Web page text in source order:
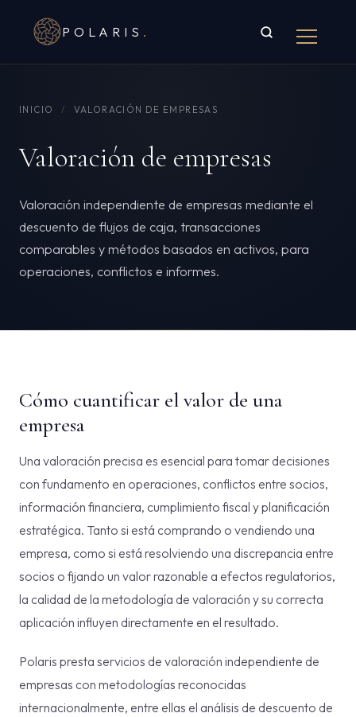
POLARIS .
INICIO / VALORACIÓN DE EMPRESAS
Valoración de empresas
Valoración independiente de empresas mediante el
descuento de flujos de caja, transacciones
comparables y métodos basados en activos, para
operaciones, conflictos e informes.
Cómo cuantificar el valor de una
empresa
Una valoración precisa es esencial para tomar decisiones
con fundamento en operaciones, conflictos entre socios,
información financiera, cumplimiento fiscal y planificación
estratégica. Tanto si está comprando o vendiendo una
empresa, como si está resolviendo una discrepancia entre
socios o fijando un valor razonable a efectos regulatorios,
la calidad de la metodología de valoración y su correcta
aplicación influyen directamente en el resultado.
Polaris presta servicios de valoración independiente de
empresas con metodologías reconocidas
internacionalmente, entre ellas el análisis de descuento de